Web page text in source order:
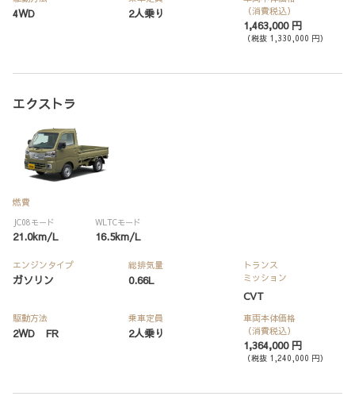
4WD 2人乗り
（消費税込）
1,463,000 円
（税抜 1,330,000 円）
エクストラ
燃費
JC08モード
21.0km/L
WLTCモード
16.5km/L
エンジンタイプ
ガソリン
総排気量
0.66L
トランス
ミッション
CVT
駆動方法
2WD FR
乗車定員
2人乗り
車両本体価格
（消費税込）
1,364,000 円
（税抜 1,240,000 円）